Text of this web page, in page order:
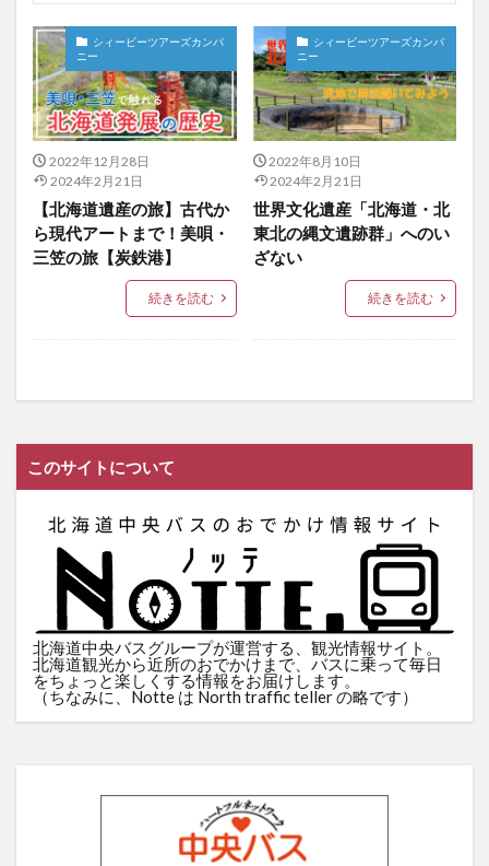
シィービーツアーズカンパ
ニー
2022年12月28日
2024年2月21日
【北海道遺産の旅】古代か
ら現代アートまで！美唄・
三笠の旅【炭鉄港】
続きを読む
シィービーツアーズカンパ
ニー
2022年8月10日
2024年2月21日
世界文化遺産「北海道・北
東北の縄文遺跡群」へのい
ざない
続きを読む
このサイトについて
北海道中央バスグループが運営する、観光情報サイト。
北海道観光から近所のおでかけまで、バスに乗って毎日
をちょっと楽しくする情報をお届けします。
（ちなみに、Notte は North traffic teller の略です）